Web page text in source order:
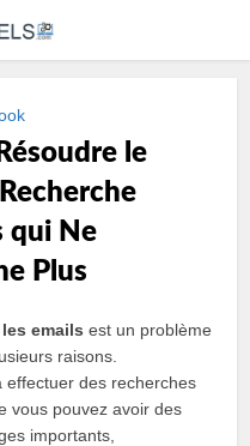
le
qui Ne
Plus
emails est un problème
raisons.
effectuer des recherches
vous pouvez avoir des
importants,